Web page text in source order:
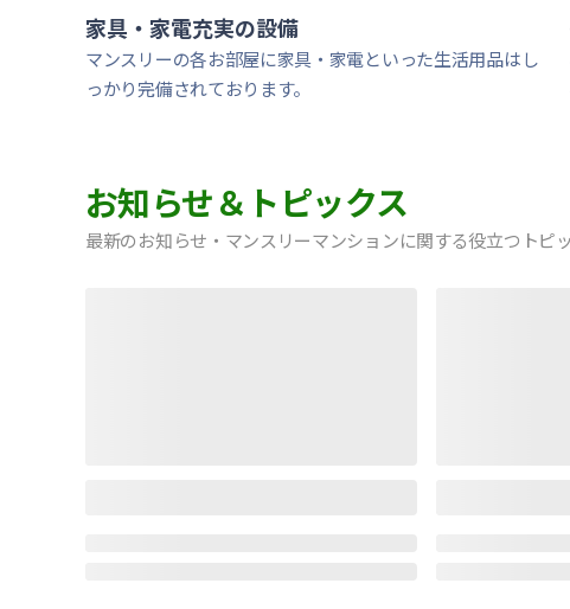
家具・家電充実の設備
マンスリーの各お部屋に家具・家電といった生活用品はし
っかり完備されております。
お知らせ＆トピックス
最新のお知らせ・マンスリーマンションに関する役立つトピ